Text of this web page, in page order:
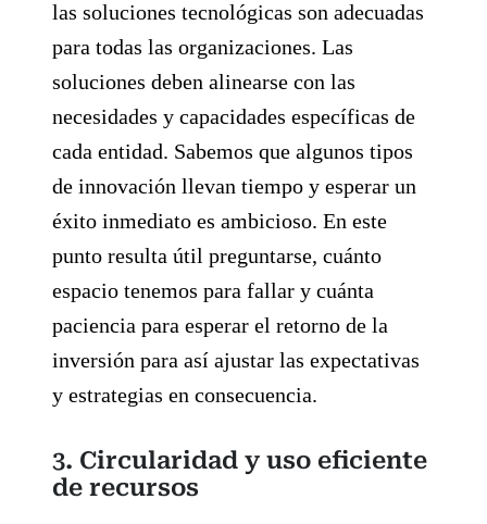
las soluciones tecnológicas son adecuadas
para todas las organizaciones. Las
soluciones deben alinearse con las
necesidades y capacidades específicas de
cada entidad. Sabemos que algunos tipos
de innovación llevan tiempo y esperar un
éxito inmediato es ambicioso. En este
punto resulta útil preguntarse, cuánto
espacio tenemos para fallar y cuánta
paciencia para esperar el retorno de la
inversión para así ajustar las expectativas
y estrategias en consecuencia.
3. Circularidad y uso eficiente
de recursos